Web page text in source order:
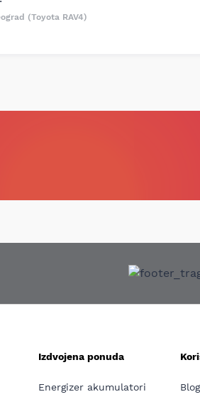
(Toyota RAV4)
Izdvojena ponuda
Energizer akumulatori Blog